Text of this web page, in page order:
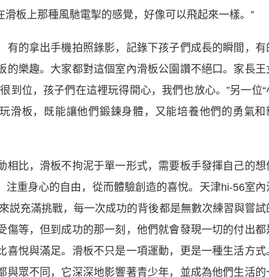
板上那種風馳電掣的感覺，好像可以飛起來一樣。”
的拿出手機拍照錄影，記錄下孩子們成長的瞬間，有
的樂趣。大家都對這個室內滑板公園讚不絕口。家長王
到位，孩子們在這裡玩得開心，我們也放心。”另一位“
滑板，既能讓他們鍛鍊身體，又能培養他們的勇氣和
比，滑板不拘泥于單一形式，需要板手發揮自己的想
重身心的自由，從而體驗創造的喜悅。天津hi-56室內
説充滿挑戰，每一次成功的背後都是無數次練習與嘗試
傷等，但到成功的那一刻，他們就會發現一切的付出都
悅與滿足。滑板不只是一項運動，更是一種生活方式
與眾不同，它深深地影響著青少年，並成為他們生活的